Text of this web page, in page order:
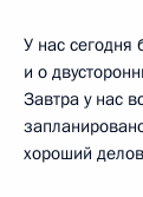
У нас сегодня
и о
Завтра у нас
хороший